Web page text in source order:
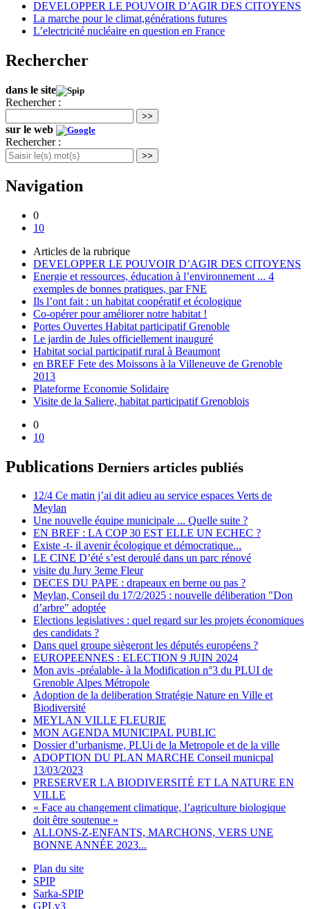
DEVELOPPER LE POUVOIR D’AGIR DES CITOYENS
La marche pour le climat,générations futures
L’electricité nucléaire en question en France
Rechercher
dans le site
Rechercher :
>>
sur le web
Rechercher :
>>
Navigation
0
10
Articles de la rubrique
DEVELOPPER LE POUVOIR D’AGIR DES CITOYENS
Energie et ressources, éducation à l’environnement ... 4
exemples de bonnes pratiques, par FNE
Ils l’ont fait : un habitat coopératif et écologique
Co-opérer pour améliorer notre habitat !
Portes Ouvertes Habitat participatif Grenoble
Le jardin de Jules officiellement inauguré
Habitat social participatif rural à Beaumont
en BREF Fete des Moissons à la Villeneuve de Grenoble
2013
Plateforme Economie Solidaire
Visite de la Saliere, habitat participatif Grenoblois
0
10
Publications Derniers articles publiés
12/4 Ce matin j’ai dit adieu au service espaces Verts de
Meylan
Une nouvelle équipe municipale ... Quelle suite ?
EN BREF : LA COP 30 EST ELLE UN ECHEC ?
Existe -t- il avenir écologique et démocratique...
LE CINE D’été s’est deroulé dans un parc rénové
visite du Jury 3eme Fleur
DECES DU PAPE : drapeaux en berne ou pas ?
Meylan, Conseil du 17/2/2025 : nouvelle déliberation "Don
d’arbre" adoptée
Elections legislatives : quel regard sur les projets économiques
des candidats ?
Dans quel groupe siègeront les députés européens ?
EUROPEENNES : ELECTION 9 JUIN 2024
Mon avis -préalable- à la Modification n°3 du PLUI de
Grenoble Alpes Métropole
Adoption de la deliberation Stratégie Nature en Ville et
Biodiversité
MEYLAN VILLE FLEURIE
MON AGENDA MUNICIPAL PUBLIC
Dossier d’urbanisme, PLUi de la Metropole et de la ville
ADOPTION DU PLAN MARCHE Conseil municpal
13/03/2023
PRESERVER LA BIODIVERSITÉ ET LA NATURE EN
VILLE
« Face au changement climatique, l’agriculture biologique
doit être soutenue »
ALLONS-Z-ENFANTS, MARCHONS, VERS UNE
BONNE ANNÉE 2023...
Plan du site
SPIP
Sarka-SPIP
GPLv3